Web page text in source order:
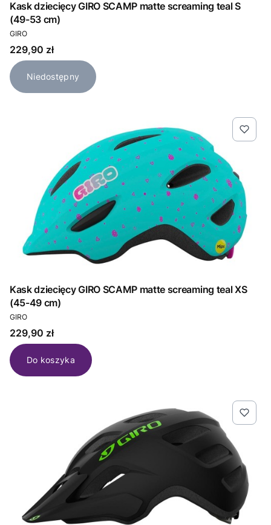
Kask dziecięcy GIRO SCAMP matte screaming teal S
(49-53 cm)
PRODUCENT
GIRO
Cena
229,90 zł
Niedostępny
Kask dziecięcy GIRO SCAMP matte screaming teal XS
(45-49 cm)
PRODUCENT
GIRO
Cena
229,90 zł
Do koszyka